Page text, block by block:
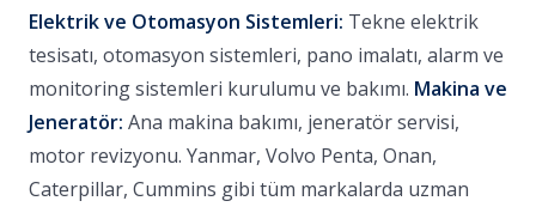
Elektrik ve Otomasyon Sistemleri: Tekne elektrik
tesisatı, otomasyon sistemleri, pano imalatı, alarm ve
monitoring sistemleri kurulumu ve bakımı. Makina ve
Jeneratör: Ana makina bakımı, jeneratör servisi,
motor revizyonu. Yanmar, Volvo Penta, Onan,
Caterpillar, Cummins gibi tüm markalarda uzman